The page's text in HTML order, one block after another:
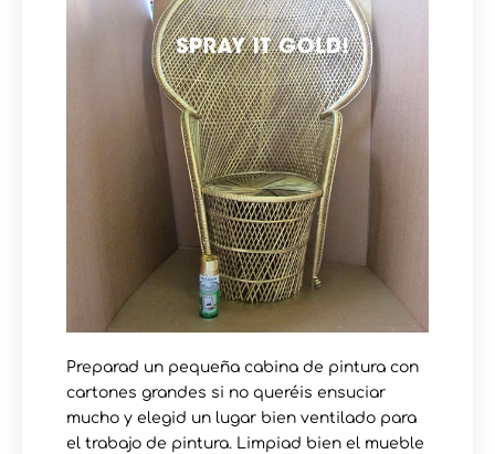
Preparad un pequeña cabina de pintura con
cartones grandes si no queréis ensuciar
mucho y elegid un lugar bien ventilado para
el trabajo de pintura. Limpiad bien el mueble